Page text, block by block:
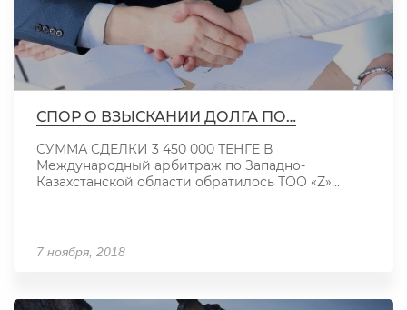
СПОР О ВЗЫСКАНИИ ДОЛГА ПО…
СУММА СДЕЛКИ 3 450 000 ТЕНГЕ В
Международный арбитраж по Западно-
Казахстанской области обратилось ТОО «Z»...
7 ноября, 2018